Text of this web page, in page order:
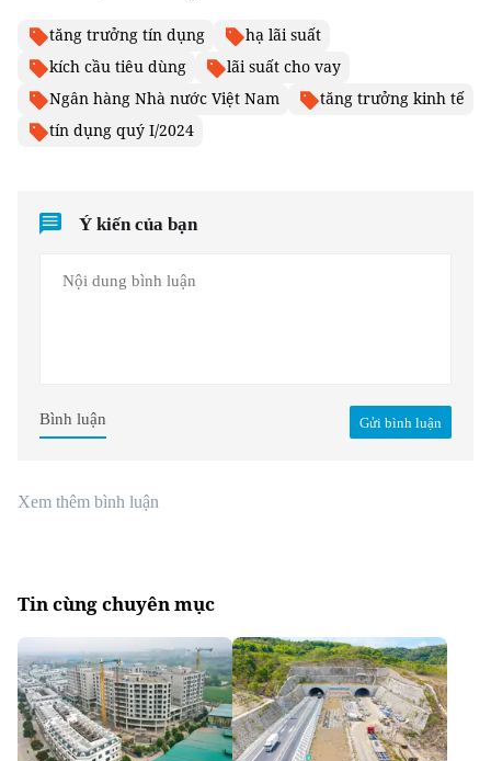
tăng trưởng tín dụng
hạ lãi suất
kích cầu tiêu dùng
lãi suất cho vay
Ngân hàng Nhà nước Việt Nam
tăng trưởng kinh tế
tín dụng quý I/2024
Ý kiến của bạn
Gửi bình luận
Bình luận
Xem thêm bình luận
Tin cùng chuyên mục